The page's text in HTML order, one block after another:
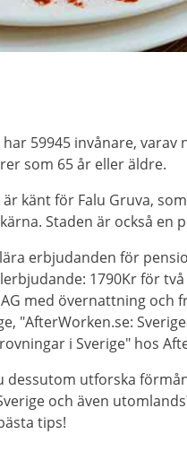
har 59945 invånare,
som 65 år eller äldre.
är känt för Falu Gruva,
Staden är också en
erbjudanden för
1790Kr för
med övernattning och
"AfterWorken.se:
i Sverige" hos
dessutom utforska
och även
tips!